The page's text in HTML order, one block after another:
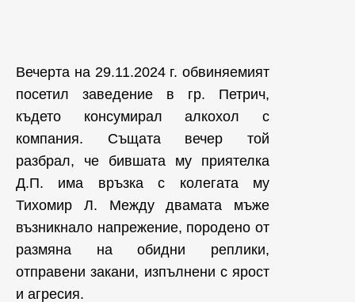
Вечерта на 29.11.2024 г. обвиняемият
посетил заведение в гр. Петрич,
където консумирал алкохол с
компания. Същата вечер той
разбрал, че бившата му приятелка
Д.П. има връзка с колегата му
Тихомир Л. Между двамата мъже
възникнало напрежение, породено от
размяна на обидни реплики,
отправени закани, изпълнени с ярост
и агресия.